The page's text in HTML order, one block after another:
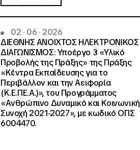
02 · 06 · 2026
ΔΙΕΘΝΗΣ ΑΝΟΙΧΤΟΣ ΗΛΕΚΤΡΟΝΙΚΟΣ
ΔΙΑΓΩΝΙΣΜΟΣ: Υποέργο 3 «Υλικό
Προβολής της Πράξης» της Πράξης
«Κέντρα Εκπαίδευσης για το
Περιβάλλον και την Αειφορία
(Κ.Ε.ΠΕ.Α.)», του Προγράμματος
«Ανθρώπινο Δυναμικό και Κοινωνική
Συνοχή 2021-2027», με κωδικό ΟΠΣ
6004470.